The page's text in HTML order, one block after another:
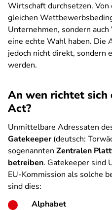
Wirtschaft durchsetzen.
gleichen
Unternehmen, sondern
eine echte Wahl haben. Die
jedoch nicht direkt, sondern
werden.
An wen richtet
Act?
Unmittelbare Adressaten
Gatekeeper(deutsch:
sogenannten Zentralen
betreiben. Gatekeeper sind
EU-Kommission als solche
sind dies:
Alphabet